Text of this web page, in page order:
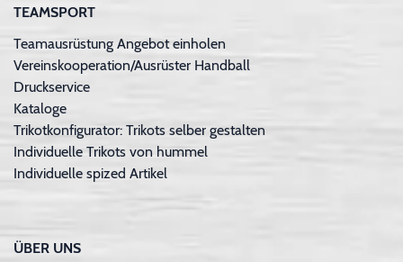
TEAMSPORT
Teamausrüstung Angebot einholen
Vereinskooperation/Ausrüster Handball
Druckservice
Kataloge
Trikotkonfigurator: Trikots selber gestalten
Individuelle Trikots von hummel
Individuelle spized Artikel
ÜBER UNS